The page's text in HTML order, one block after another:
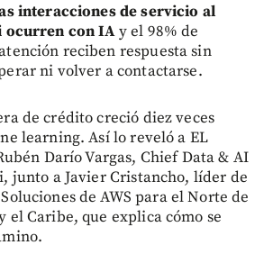
interacciones de servicio al
ocurren con IAy el 98% de
reciben respuesta sin
ni volver a contactarse.
de crédito creció diez veces
learning. Así lo reveló a EL
Darío Vargas, Chief Data & AI
junto a Javier Cristancho, líder de
de AWS para el Norte de
el Caribe, que explica cómo se